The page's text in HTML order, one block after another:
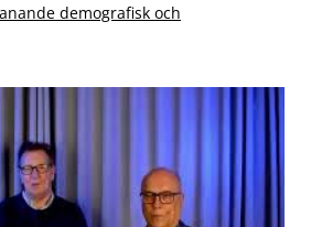
demografisk och